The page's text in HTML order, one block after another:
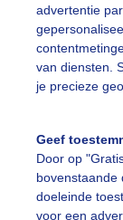
advertentie
van diensten.
je precieze
Geef
Door op
bovenstaande
doeleinde
voor een